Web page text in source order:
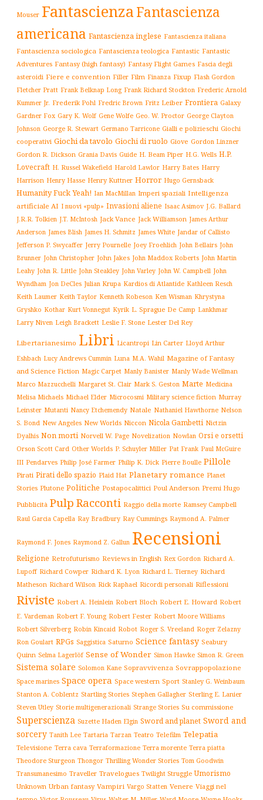
Mouser FantascienzaFantascienza
americana Fantascienza inglese Fantascienza italiana
Fantascienza sociologica Fantascienza teologica Fantastic Fantastic
Adventures Fantasy (high fantasy) Fantasy Flight Games Fascia degli
asteroidi Fiere e convention Filler Film Finanza Fixup Flash Gordon
Fletcher Pratt Frank Belknap Long Frank Richard Stockton Frederic Arnold
Kummer Jr. Frederik Pohl Fredric Brown Fritz Leiber Frontiera Galaxy
Gardner Fox Gary K. Wolf Gene Wolfe Geo. W. Proctor George Clayton
Johnson George R. Stewart Germano Tarricone Gialli e polizieschi Giochi
cooperativi Giochi da tavolo Giochi di ruolo Giove Gordon Linzner
Gordon R. Dickson Grania Davis Guide H. Beam Piper H.G. Wells H.P.
Lovecraft H. Russel Wakefield Harold Lawlor Harry Bates Harry
Harrison Henry Hasse Henry Kuttner Horror Hugo Gernsback
Humanity Fuck Yeah! Ian MacMillan Imperi spaziali Intelligenza
artificiale AI I nuovi «pulp» Invasioni aliene Isaac Asimov J.G. Ballard
J.R.R. Tolkien J.T. McIntosh Jack Vance Jack Williamson James Arthur
Anderson James Blish James H. Schmitz James White Jandar of Callisto
Jefferson P. Swycaffer Jerry Pournelle Joey Froehlich John Bellairs John
Brunner John Christopher John Jakes John Maddox Roberts John Martin
Leahy John R. Little John Steakley John Varley John W. Campbell John
Wyndham Jon DeCles Julian Krupa Kardios di Atlantide Kathleen Resch
Keith Laumer Keith Taylor Kenneth Robeson Ken Wisman Khrystyna
Gryshko Kothar Kurt Vonnegut Kyrik L. Sprague De Camp Lankhmar
Larry Niven Leigh Brackett Leslie F. Stone Lester Del Rey
Libertarianesimo Libri Licantropi Lin Carter Lloyd Arthur
Eshbach Lucy Andrews Cummin Luna M.A. Wahil Magazine of Fantasy
and Science Fiction Magic Carpet Manly Banister Manly Wade Wellman
Marco Mazzucchelli Margaret St. Clair Mark S. Geston Marte Medicina
Melisa Michaels Michael Elder Microcosmi Military science fiction Murray
Leinster Mutanti Nancy Etchemendy Natale Nathaniel Hawthorne Nelson
S. Bond New Angeles New Worlds Niccon Nicola Gambetti Nictzin
Dyalhis Non morti Norvell W. Page Novelization Nowlan Orsi e orsetti
Orson Scott Card Other Worlds P. Schuyler Miller Pat Frank Paul McGuire
III Pendarves Philip José Farmer Philip K. Dick Pierre Boulle Pillole
Pirati Pirati dello spazio Plaid Hat Planetary romance Planet
Stories Plutone Politiche Postapocalittici Poul Anderson Premi Hugo
Pubblicità Pulp Racconti Raggio della morte Ramsey Campbell
Raul Garcia Capella Ray Bradbury Ray Cummings Raymond A. Palmer
Raymond F. Jones Raymond Z. Gallun Recensioni
Religione Retrofuturismo Reviews in English Rex Gordon Richard A.
Lupoff Richard Cowper Richard K. Lyon Richard L. Tierney Richard
Matheson Richard Wilson Rick Raphael Ricordi personali Riflessioni
Riviste Robert A. Heinlein Robert Bloch Robert E. Howard Robert
E. Vardeman Robert F. Young Robert Fester Robert Moore Williams
Robert Silverberg Robin Kincaid Robot Roger S. Vreeland Roger Zelazny
Ron Goulart RPGs Saggistica Saturno Science fantasy Seabury
Quinn Selma Lagerlöf Sense of Wonder Simon Hawke Simon R. Green
Sistema solare Solomon Kane Sopravvivenza Sovrappopolazione
Space marines Space opera Space western Sport Stanley G. Weinbaum
Stanton A. Coblentz Startling Stories Stephen Gallagher Sterling E. Lanier
Steven Utley Storie multigenerazionali Strange Stories Su commissione
Superscienza Suzette Haden Elgin Sword and planet Sword and
sorcery Tanith Lee Tartaria Tarzan Teatro Telefilm Telepatia
Televisione Terra cava Terraformazione Terra morente Terra piatta
Theodore Sturgeon Thongor Thrilling Wonder Stories Tom Goodwin
Transumanesimo Traveller Travelogues Twilight Struggle Umorismo
Unknown Urban fantasy Vampiri Vargo Statten Venere Viaggi nel